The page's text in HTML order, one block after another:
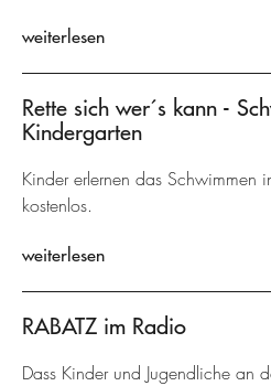
weiterlesen
Rette sich wer´s kann -
Kindergarten
Kinder erlernen das Schwimmen
kostenlos.
weiterlesen
RABATZ im Radio
Dass Kinder und Jugendliche an